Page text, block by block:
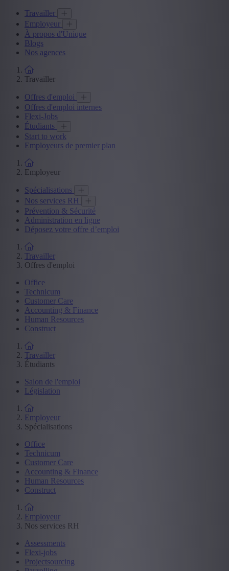
Travailler
Employeur
À propos d'Unique
Blogs
Nos agences
Travailler
Offres d'emploi
Offres d'emploi internes
Flexi-Jobs
Étudiants
Start to work
Employeurs de premier plan
Employeur
Spécialisations
Nos services RH
Prévention & Sécurité
Administration en ligne
Déposez votre offre d’emploi
Travailler
Offres d'emploi
Office
Technicum
Customer Care
Accounting & Finance
Human Resources
Construct
Travailler
Étudiants
Salon de l'emploi
Législation
Employeur
Spécialisations
Office
Technicum
Customer Care
Accounting & Finance
Human Resources
Construct
Employeur
Nos services RH
Assessments
Flexi-jobs
Projectsourcing